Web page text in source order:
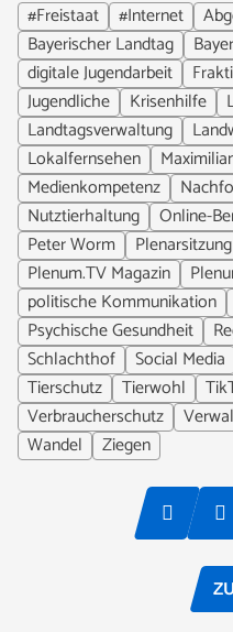
#Freistaat #Internet
Bayerischer Landtag
digitale Jugendarbeit
Jugendliche
Krisenhilfe
Landtagsverwaltung
Lokalfernsehen
Medienkompetenz
Nutztierhaltung
Online-
Peter Worm
Plenarsitzung
Plenum.TV Magazin
politische Kommunikation
Psychische Gesundheit
Schlachthof
Social Media
Tierschutz
Tierwohl
Verbraucherschutz
Wandel
Ziegen